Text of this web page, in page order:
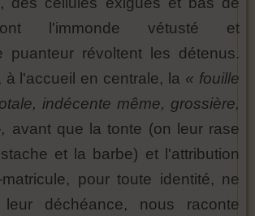
l'immonde vétusté et
puanteur révoltent les détenus.
à l'accueil en centrale, la « fouille
indécente même, grossière,
avant que la tonte (on leur rase
et la barbe) et l'attribution
pour toute identité, ne
leur déchéance, nous raconte